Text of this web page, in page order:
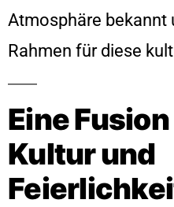
Atmosphäre bekannt
Rahmen für diese
Eine
Kultur und